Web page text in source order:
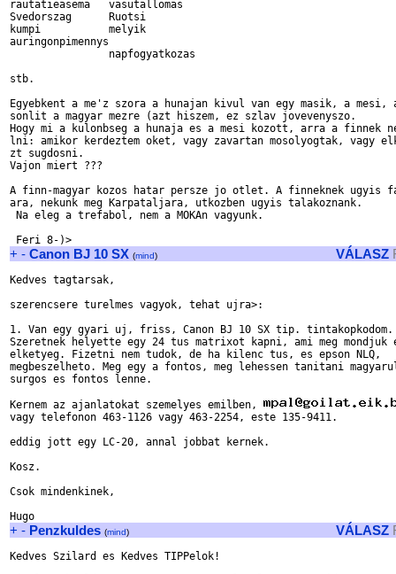
rautatieasema	vasutallomas
Svedorszag	Ruotsi
kumpi		melyik
auringonpimennys
stb.
Egyebkent a me'z szora a hunajan kivul van egy masik, a mesi,
sonlit a magyar mezre (azt hiszem, ez szlav jovevenyszo.
Hogy mi a kulonbseg a hunaja es a mesi kozott, arra a finnek
lni: amikor kerdeztem oket, vagy zavartan mosolyogtak, vagy
zt sugdosni.
Vajon miert ???
A finn-magyar kozos hatar persze jo otlet. A finneknek ugyis
ara, nekunk meg Karpataljara, utkozben ugyis talakoznank.
Na eleg a trefabol, nem a MOKAn vagyunk.
+ - Canon BJ 10 SX (mind) VÁLASZ
Kedves tagtarsak,
szerencsere turelmes vagyok, tehat ujra>:
1. Van egy gyari uj, friss, Canon BJ 10 SX tip. tintakopkodom.
Szeretnek helyette egy 24 tus matrixot kapni, ami meg
elketyeg. Fizetni nem tudok, de ha kilenc tus, es epson NLQ,
megbeszelheto. Meg egy a fontos, meg lehessen tanitani
surgos es fontos lenne.
Kernem az ajanlatokat szemelyes emilben,
vagy telefonon 463-1126 vagy 463-2254, este 135-9411.
eddig jott egy LC-20, annal jobbat kernek.
Kosz.
Csok mindenkinek,
+ - Penzkuldes (mind) VÁLASZ
Kedves Szilard es Kedves TIPPelok!